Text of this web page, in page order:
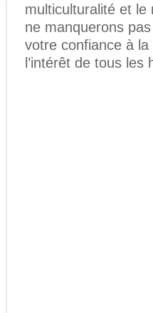
multiculturalité et le
ne manquerons
votre confiance à
l’intérêt de tous les